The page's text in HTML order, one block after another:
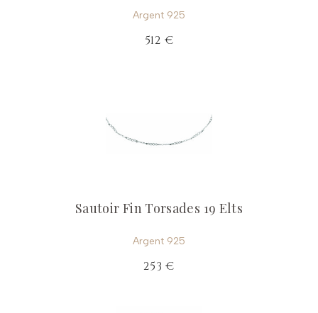
Argent 925
512 €
Sautoir Fin Torsades 19 Elts
Argent 925
253 €